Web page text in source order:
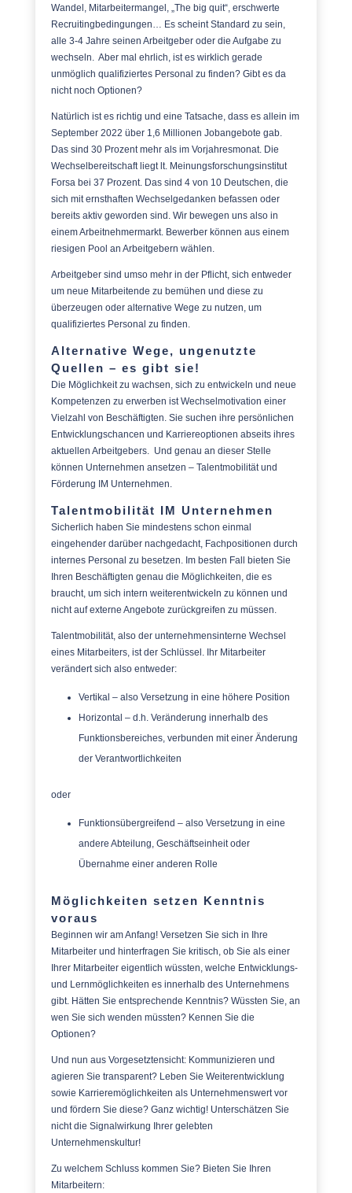
Wandel, Mitarbeitermangel, „The big quit“, erschwerte
Recruitingbedingungen… Es scheint Standard zu sein,
alle 3-4 Jahre seinen Arbeitgeber oder die Aufgabe zu
wechseln. Aber mal ehrlich, ist es wirklich gerade
unmöglich qualifiziertes Personal zu finden? Gibt es da
nicht noch Optionen?
Natürlich ist es richtig und eine Tatsache, dass es allein im
September 2022 über 1,6 Millionen Jobangebote gab.
Das sind 30 Prozent mehr als im Vorjahresmonat. Die
Wechselbereitschaft liegt lt. Meinungsforschungsinstitut
Forsa bei 37 Prozent. Das sind 4 von 10 Deutschen, die
sich mit ernsthaften Wechselgedanken befassen oder
bereits aktiv geworden sind. Wir bewegen uns also in
einem Arbeitnehmermarkt. Bewerber können aus einem
riesigen Pool an Arbeitgebern wählen.
Arbeitgeber sind umso mehr in der Pflicht, sich entweder
um neue Mitarbeitende zu bemühen und diese zu
überzeugen oder alternative Wege zu nutzen, um
qualifiziertes Personal zu finden.
Alternative Wege, ungenutzte
Quellen – es gibt sie!
Die Möglichkeit zu wachsen, sich zu entwickeln und neue
Kompetenzen zu erwerben ist Wechselmotivation einer
Vielzahl von Beschäftigten. Sie suchen ihre persönlichen
Entwicklungschancen und Karriereoptionen abseits ihres
aktuellen Arbeitgebers. Und genau an dieser Stelle
können Unternehmen ansetzen – Talentmobilität und
Förderung IM Unternehmen.
Talentmobilität IM Unternehmen
Sicherlich haben Sie mindestens schon einmal
eingehender darüber nachgedacht, Fachpositionen durch
internes Personal zu besetzen. Im besten Fall bieten Sie
Ihren Beschäftigten genau die Möglichkeiten, die es
braucht, um sich intern weiterentwickeln zu können und
nicht auf externe Angebote zurückgreifen zu müssen.
Talentmobilität, also der unternehmensinterne Wechsel
eines Mitarbeiters, ist der Schlüssel. Ihr Mitarbeiter
verändert sich also entweder:
Vertikal – also Versetzung in eine höhere Position
Horizontal – d.h. Veränderung innerhalb des
Funktionsbereiches, verbunden mit einer Änderung
der Verantwortlichkeiten
oder
Funktionsübergreifend – also Versetzung in eine
andere Abteilung, Geschäftseinheit oder
Übernahme einer anderen Rolle
Möglichkeiten setzen Kenntnis
voraus
Beginnen wir am Anfang! Versetzen Sie sich in Ihre
Mitarbeiter und hinterfragen Sie kritisch, ob Sie als einer
Ihrer Mitarbeiter eigentlich wüssten, welche Entwicklungs-
und Lernmöglichkeiten es innerhalb des Unternehmens
gibt. Hätten Sie entsprechende Kenntnis? Wüssten Sie, an
wen Sie sich wenden müssten? Kennen Sie die
Optionen?
Und nun aus Vorgesetztensicht: Kommunizieren und
agieren Sie transparent? Leben Sie Weiterentwicklung
sowie Karrieremöglichkeiten als Unternehmenswert vor
und fördern Sie diese? Ganz wichtig! Unterschätzen Sie
nicht die Signalwirkung Ihrer gelebten
Unternehmenskultur!
Zu welchem Schluss kommen Sie? Bieten Sie Ihren
Mitarbeitern: